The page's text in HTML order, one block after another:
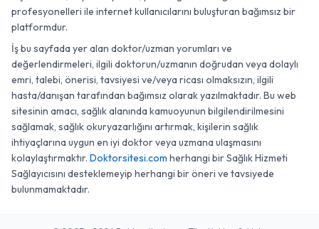
profesyonelleri ile internet kullanıcılarını buluşturan bağımsız bir
platformdur.
İş bu sayfada yer alan doktor/uzman yorumları ve
değerlendirmeleri, ilgili doktorun/uzmanın doğrudan veya dolaylı
emri, talebi, önerisi, tavsiyesi ve/veya ricası olmaksızın, ilgili
hasta/danışan tarafından bağımsız olarak yazılmaktadır. Bu web
sitesinin amacı, sağlık alanında kamuoyunun bilgilendirilmesini
sağlamak, sağlık okuryazarlığını artırmak, kişilerin sağlık
ihtiyaçlarına uygun en iyi doktor veya uzmana ulaşmasını
kolaylaştırmaktır. Doktorsitesi.com herhangi bir Sağlık Hizmeti
Sağlayıcısını desteklemeyip herhangi bir öneri ve tavsiyede
bulunmamaktadır.